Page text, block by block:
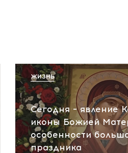
Сегодня – явление
иконы Божией
особенности
праздника
ЖИЗНЬ